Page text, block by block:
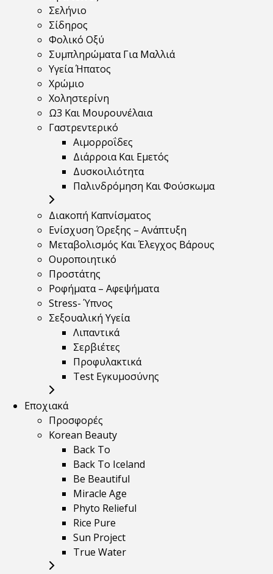
Σελήνιο
Σίδηρος
Φολικό Οξύ
Συμπληρώματα Για Μαλλιά
Υγεία Ήπατος
Χρώμιο
Χοληστερίνη
Ω3 Και Μουρουνέλαια
Γαστρεντερικό
Αιμορροΐδες
Διάρροια Και Εμετός
Δυσκοιλιότητα
Παλινδρόμηση Και Φούσκωμα
Διακοπή Καπνίσματος
Ενίσχυση Όρεξης – Ανάπτυξη
Μεταβολισμός Και Έλεγχος Βάρους
Ουροποιητικό
Προστάτης
Ροφήματα – Αφεψήματα
Stress- Ύπνος
Σεξουαλική Υγεία
Λιπαντικά
Σερβιέτες
Προφυλακτικά
Test Εγκυμοσύνης
Εποχιακά
Προσφορές
Korean Beauty
Back To
Back To Iceland
Be Beautiful
Miracle Age
Phyto Relieful
Rice Pure
Sun Project
True Water